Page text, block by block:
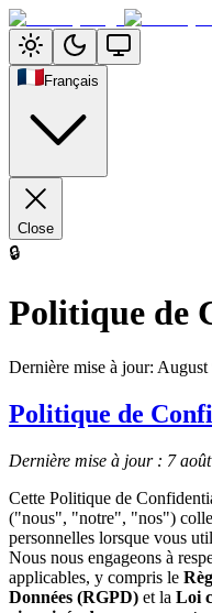
Français
Close
🔒
Politique de
Dernière mise à jour: August
Politique de
Dernière mise à jour : 7
Cette Politique de
("nous", "notre", "nos")
personnelles lorsque vous
Nous nous engageons à
applicables, y compris le
Données (RGPD) et la Loi